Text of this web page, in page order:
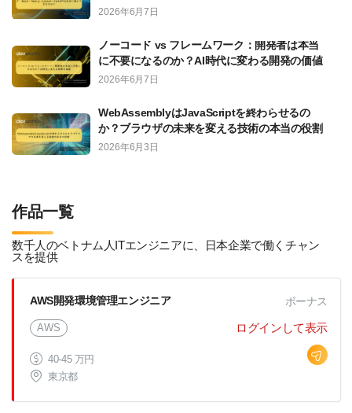
FastAPIは本当に選ぶべきなのか？
2026年6月7日
ノーコード vs フレームワーク：開発者は本当
に不要になるのか？AI時代に変わる開発の価値
2026年6月7日
WebAssemblyはJavaScriptを終わらせるの
か？ブラウザの未来を変える技術の本当の役割
2026年6月3日
作品一覧
数千人のベトナム人ITエンジニアに、日本企業で働くチャン
スを提供
AWS開発環境管理エンジニア
AWS
40-45 万円
東京都
ボーナス
ログインして表示